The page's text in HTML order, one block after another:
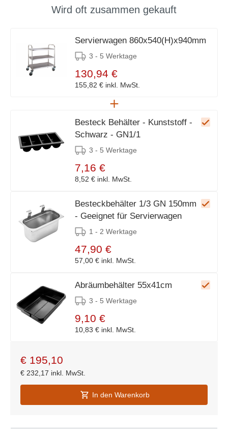
Wird oft zusammen gekauft
Servierwagen 860x540(H)x940mm
3 - 5 Werktage
130,94 €
155,82 € inkl. MwSt.
Besteck Behälter - Kunststoff -
Schwarz - GN1/1
3 - 5 Werktage
7,16 €
8,52 € inkl. MwSt.
Besteckbehälter 1/3 GN 150mm
- Geeignet für Servierwagen
1 - 2 Werktage
47,90 €
57,00 € inkl. MwSt.
Abräumbehälter 55x41cm
3 - 5 Werktage
9,10 €
10,83 € inkl. MwSt.
€ 195,10
€ 232,17 inkl. MwSt.
In den Warenkorb